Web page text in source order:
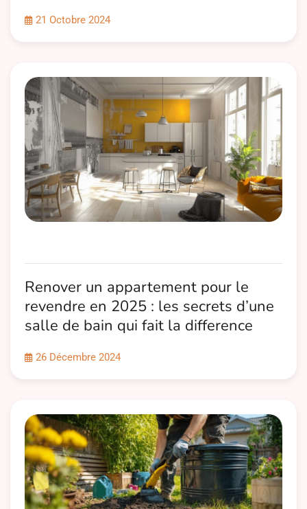
21 Octobre 2024
Renover un appartement pour le
revendre en 2025 : les secrets d’une
salle de bain qui fait la difference
26 Décembre 2024